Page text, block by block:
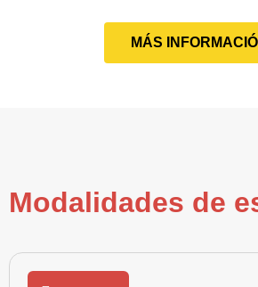
MÁS
Modalidades de